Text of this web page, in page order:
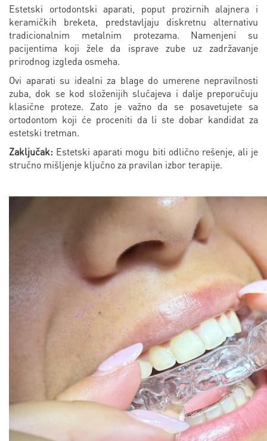
Estetski ortodontski aparati, poput prozirnih alajnera i
keramičkih breketa, predstavljaju diskretnu alternativu
tradicionalnim metalnim protezama. Namenjeni su
pacijentima koji žele da isprave zube uz zadržavanje
prirodnog izgleda osmeha.
Ovi aparati su idealni za blage do umerene nepravilnosti
zuba, dok se kod složenijih slučajeva i dalje preporučuju
klasične proteze. Zato je važno da se posavetujete sa
ortodontom koji će proceniti da li ste dobar kandidat za
estetski tretman.
Zaključak: Estetski aparati mogu biti odlično rešenje, ali je
stručno mišljenje ključno za pravilan izbor terapije.